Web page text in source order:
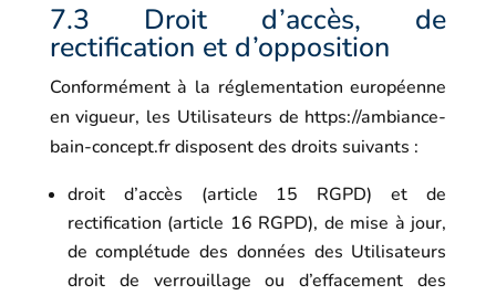
7.3 Droit d’accès, de
rectification et d’opposition
Conformément à la réglementation européenne
en vigueur, les Utilisateurs de https://ambiance-
bain-concept.frdisposent des droits suivants :
droit d’accès (article 15 RGPD) et de
rectification (article 16 RGPD), de mise à jour,
de complétude des données des Utilisateurs
droit de verrouillage ou d’effacement des